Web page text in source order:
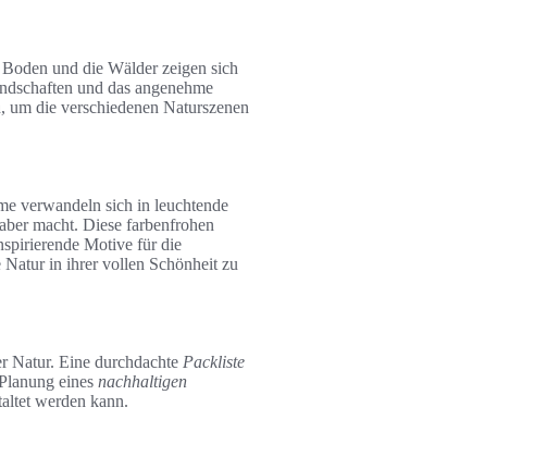
und die Wälder zeigen sich
und das angenehme
die verschiedenen Naturszenen
verwandeln sich in leuchtende
macht. Diese farbenfrohen
Motive für die
in ihrer vollen Schönheit zu
Natur. Eine durchdachte Packliste
eines nachhaltigen
werden kann.